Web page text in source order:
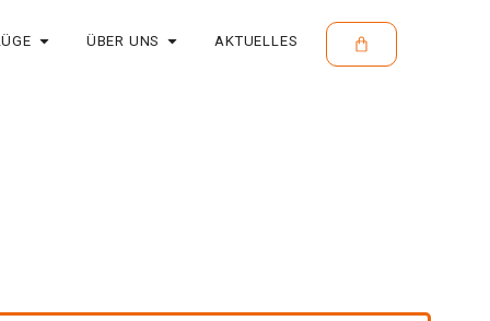
ÜBER UNS AKTUELLES